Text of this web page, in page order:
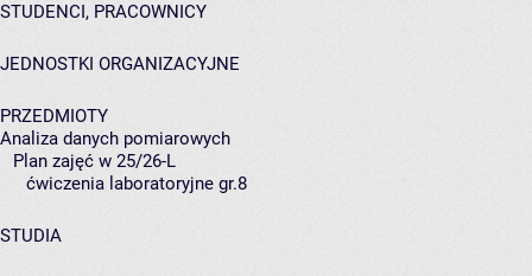
STUDENCI, PRACOWNICY
JEDNOSTKI ORGANIZACYJNE
PRZEDMIOTY
Analiza danych pomiarowych
Plan zajęć w 25/26-L
ćwiczenia laboratoryjne gr.8
STUDIA